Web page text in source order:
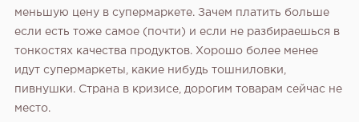
меньшую цену в супермаркете. Зачем платить больше
если есть тоже самое (почти) и если не разбираешься в
тонкостях качества продуктов. Хорошо более менее
идут супермаркеты, какие нибудь тошниловки,
пивнушки. Страна в кризисе, дорогим товарам сейчас не
место.